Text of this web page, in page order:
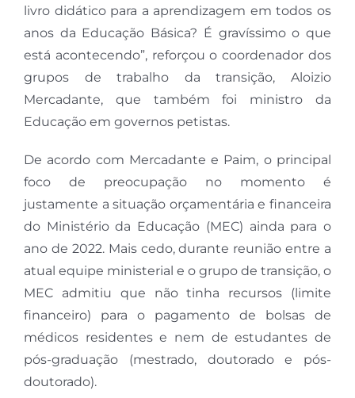
livro didático para a aprendizagem em todos os
anos da Educação Básica? É gravíssimo o que
está acontecendo”, reforçou o coordenador dos
grupos de trabalho da transição, Aloizio
Mercadante, que também foi ministro da
Educação em governos petistas.
De acordo com Mercadante e Paim, o principal
foco de preocupação no momento é
justamente a situação orçamentária e financeira
do Ministério da Educação (MEC) ainda para o
ano de 2022. Mais cedo, durante reunião entre a
atual equipe ministerial e o grupo de transição, o
MEC admitiu que não tinha recursos (limite
financeiro) para o pagamento de bolsas de
médicos residentes e nem de estudantes de
pós-graduação (mestrado, doutorado e pós-
doutorado).